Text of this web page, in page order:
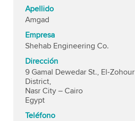
Apellido
Amgad
Empresa
Shehab Engineering Co.
Dirección
9 Gamal Dewedar St., El-Zohour
District,
Nasr City – Cairo
Egypt
Teléfono